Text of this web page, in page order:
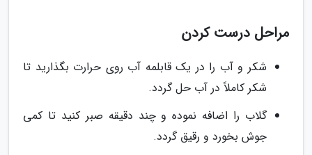
مراحل درست کردن
شکر و آب را در یک قابلمه آب روی حرارت بگذارید تا
شکر کاملاً در آب حل گردد.
گلاب را اضافه نموده و چند دقیقه صبر کنید تا کمی
جوش بخورد و رقیق گردد.